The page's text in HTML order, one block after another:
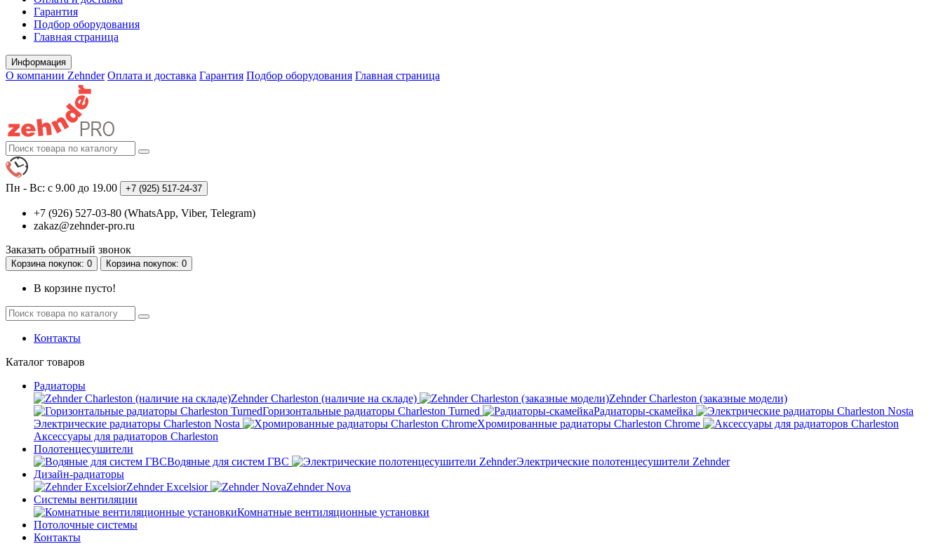
Гарантия
Подбор оборудования
Главная страница
Информация
О компании Zehnder Оплата и доставка Гарантия Подбор оборудования Главная страница
Пн - Вс: с 9.00 до 19.00 +7 (925) 517-24-37
+7 (926) 527-03-80 (WhatsApp, Viber, Telegram)
zakaz@zehnder-pro.ru
Заказать обратный звонок
Корзинапокупок: 0 Корзинапокупок: 0
В корзине пусто!
Контакты
Каталог товаров
Радиаторы
Zehnder Charleston (наличие на складе)
Zehnder Charleston (заказные модели)
Горизонтальные радиаторы Charleston Turned
Радиаторы-скамейка
Электрические радиаторы Charleston Nosta
Хромированные радиаторы Charleston Chrome
Аксессуары для радиаторов Charleston
Полотенцесушители
Водяные для систем ГВС
Электрические полотенцесушители Zehnder
Дизайн-радиаторы
Zehnder Excelsior
Zehnder Nova
Системы вентиляции
Комнатные вентиляционные установки
Потолочные системы
Контакты